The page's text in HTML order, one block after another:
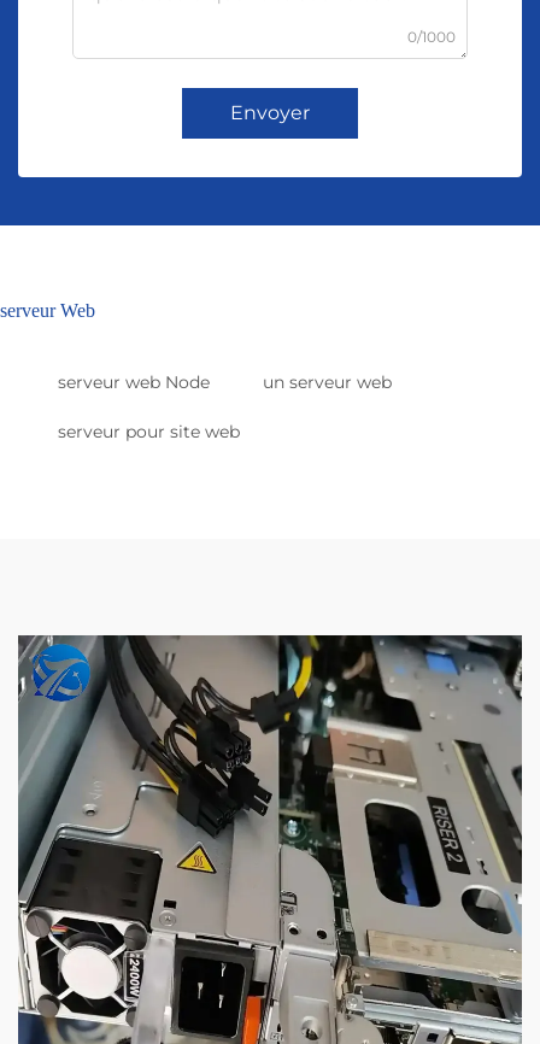
0/1000
Envoyer
serveur Web
serveur web Node un serveur web
serveur pour site web